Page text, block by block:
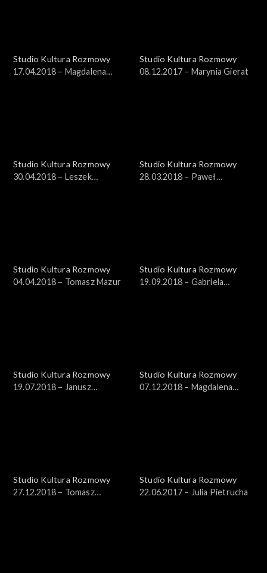
Studio Kultura Rozmowy
17.04.2018 – Magdalena
Studio Kultura Rozmowy
08.12.2017 – Marynia Gierat
Studio Kultura Rozmowy
30.04.2018 – Leszek
Studio Kultura Rozmowy
28.03.2018 – Paweł
Studio Kultura Rozmowy
04.04.2018 – Tomasz Mazur
Studio Kultura Rozmowy
19.09.2018 – Gabriela
Studio Kultura Rozmowy
19.07.2018 – Janusz
Studio Kultura Rozmowy
07.12.2018 – Magdalena
Studio Kultura Rozmowy
27.12.2018 – Tomasz
Studio Kultura Rozmowy
22.06.2017 – Julia Pietrucha